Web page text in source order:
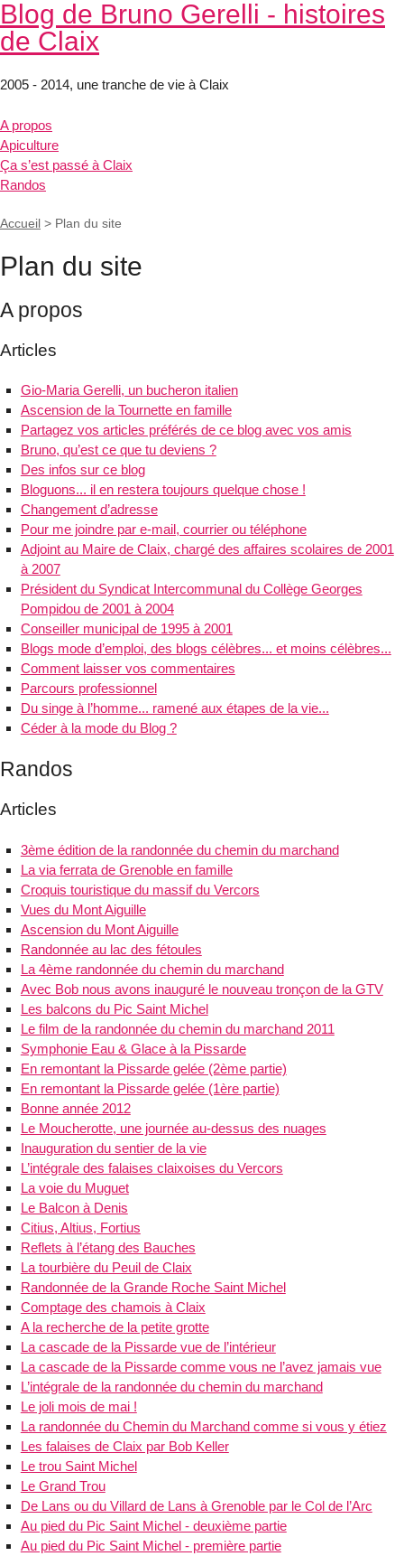
Blog de Bruno Gerelli - histoires
de Claix
2005 - 2014, une tranche de vie à Claix
A propos
Apiculture
Ça s’est passé à Claix
Randos
Accueil > Plan du site
Plan du site
A propos
Articles
Gio-Maria Gerelli, un bucheron italien
Ascension de la Tournette en famille
Partagez vos articles préférés de ce blog avec vos amis
Bruno, qu’est ce que tu deviens ?
Des infos sur ce blog
Bloguons... il en restera toujours quelque chose !
Changement d’adresse
Pour me joindre par e-mail, courrier ou téléphone
Adjoint au Maire de Claix, chargé des affaires scolaires de 2001
à 2007
Président du Syndicat Intercommunal du Collège Georges
Pompidou de 2001 à 2004
Conseiller municipal de 1995 à 2001
Blogs mode d’emploi, des blogs célèbres... et moins célèbres...
Comment laisser vos commentaires
Parcours professionnel
Du singe à l’homme... ramené aux étapes de la vie...
Céder à la mode du Blog ?
Randos
Articles
3ème édition de la randonnée du chemin du marchand
La via ferrata de Grenoble en famille
Croquis touristique du massif du Vercors
Vues du Mont Aiguille
Ascension du Mont Aiguille
Randonnée au lac des fétoules
La 4ème randonnée du chemin du marchand
Avec Bob nous avons inauguré le nouveau tronçon de la GTV
Les balcons du Pic Saint Michel
Le film de la randonnée du chemin du marchand 2011
Symphonie Eau & Glace à la Pissarde
En remontant la Pissarde gelée (2ème partie)
En remontant la Pissarde gelée (1ère partie)
Bonne année 2012
Le Moucherotte, une journée au-dessus des nuages
Inauguration du sentier de la vie
L’intégrale des falaises claixoises du Vercors
La voie du Muguet
Le Balcon à Denis
Citius, Altius, Fortius
Reflets à l’étang des Bauches
La tourbière du Peuil de Claix
Randonnée de la Grande Roche Saint Michel
Comptage des chamois à Claix
A la recherche de la petite grotte
La cascade de la Pissarde vue de l’intérieur
La cascade de la Pissarde comme vous ne l’avez jamais vue
L’intégrale de la randonnée du chemin du marchand
Le joli mois de mai !
La randonnée du Chemin du Marchand comme si vous y étiez
Les falaises de Claix par Bob Keller
Le trou Saint Michel
Le Grand Trou
De Lans ou du Villard de Lans à Grenoble par le Col de l’Arc
Au pied du Pic Saint Michel - deuxième partie
Au pied du Pic Saint Michel - première partie